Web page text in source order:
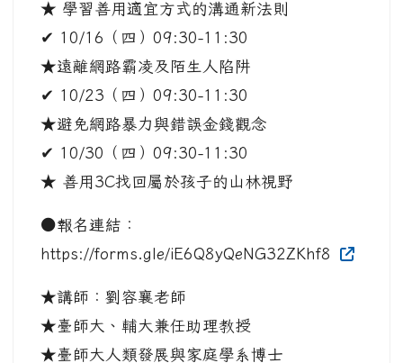
★ 學習善用適宜方式的溝通新法則
✔ 10/16（四）09:30-11:30
★遠離網路霸凌及陌生人陷阱
✔ 10/23（四）09:30-11:30
★避免網路暴力與錯誤金錢觀念
✔ 10/30（四）09:30-11:30
★ 善用3C找回屬於孩子的山林視野
●報名連結：
https://forms.gle/iE6Q8yQeNG32ZKhf8
★講師：劉容襄老師
★臺師大、輔大兼任助理教授
★臺師大人類發展與家庭學系博士